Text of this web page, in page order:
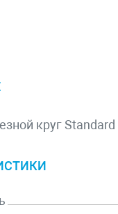
круг